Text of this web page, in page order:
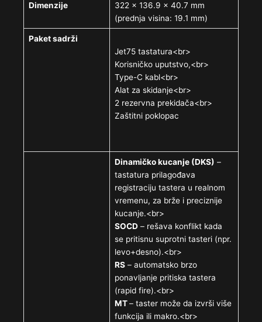
Dimenzije
322 × 136.9 × 40.7 mm
(prednja visina: 19.1 mm)
Paket sadrži
Jet75 tastatura<br>
Korisničko uputstvo,<br>
Type-C kabl<br>
Alat za skidanje<br>
2 rezervna prekidača<br>
Zaštitni poklopac
Dinamičko kucanje (DKS) –
tastatura prilagođava
registraciju tastera u realnom
vremenu, za brže i preciznije
kucanje.<br>
SOCD – rešava konflikt kada
se pritisnu suprotni tasteri (npr.
levo+desno).<br>
RS – automatsko brzo
ponavljanje pritiska tastera
(rapid fire).<br>
MT– taster može da izvrši više
funkcija ili makro.<br>